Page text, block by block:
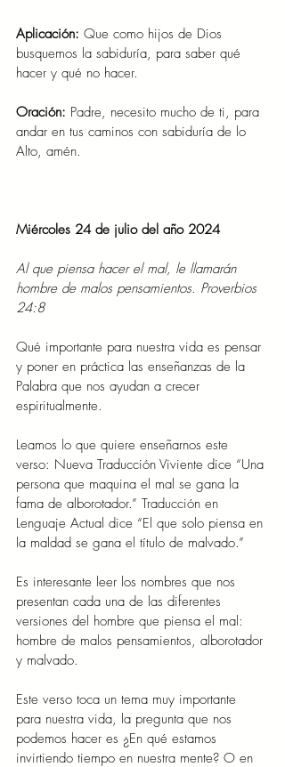
Aplicación: Que como hijos de Dios
busquemos la sabiduría, para saber qué
hacer y qué no hacer.
Oración: Padre, necesito mucho de ti, para
andar en tus caminos con sabiduría de lo
Alto, amén.
Miércoles 24 de julio del año 2024
Al que piensa hacer el mal, le llamarán
hombre de malos pensamientos. Proverbios
24:8
Qué importante para nuestra vida es pensar
y poner en práctica las enseñanzas de la
Palabra que nos ayudan a crecer
espiritualmente.
Leamos lo que quiere enseñarnos este
verso: Nueva Traducción Viviente dice “Una
persona que maquina el mal se gana la
fama de alborotador.” Traducción en
Lenguaje Actual dice “El que solo piensa en
la maldad se gana el título de malvado.”
Es interesante leer los nombres que nos
presentan cada una de las diferentes
versiones del hombre que piensa el mal:
hombre de malos pensamientos, alborotador
y malvado.
Este verso toca un tema muy importante
para nuestra vida, la pregunta que nos
podemos hacer es ¿En qué estamos
invirtiendo tiempo en nuestra mente? O en